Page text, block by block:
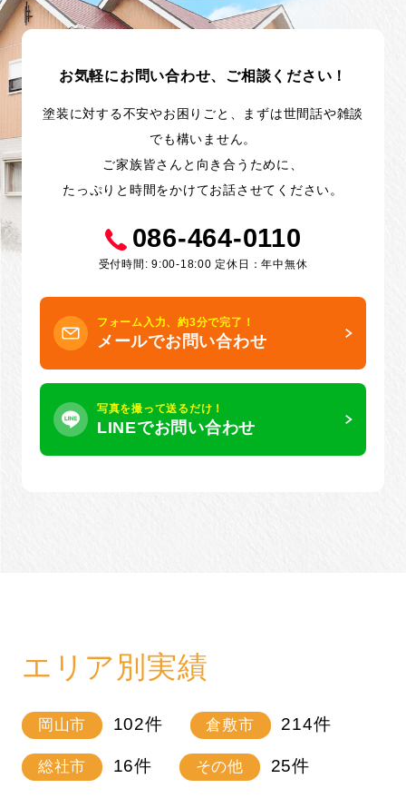
お気軽にお問い合わせ、ご相談ください！
塗装に対する不安やお困りごと、まずは世間話や雑談
でも構いません。
ご家族皆さんと向き合うために、
たっぷりと時間をかけてお話させてください。
086-464-0110
受付時間: 9:00-18:00 定休日：年中無休
フォーム入力、約3分で完了！
メールでお問い合わせ
写真を撮って送るだけ！
LINEでお問い合わせ
エリア別実績
岡山市 102件 倉敷市 214件
総社市 16件 その他 25件